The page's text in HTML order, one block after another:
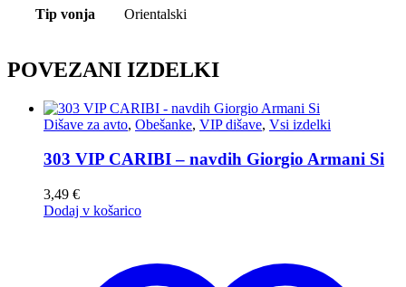
Tip vonja Orientalski
POVEZANI IZDELKI
Dišave za avto, Obešanke, VIP dišave, Vsi izdelki
303 VIP CARIBI – navdih Giorgio Armani Si
3,49 €
Dodaj v košarico